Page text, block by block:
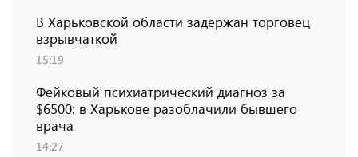
В Харьковской области задержан торговец
взрывчаткой
15:19
Фейковый психиатрический диагноз за
$6500: в Харькове разоблачили бывшего
врача
14:27